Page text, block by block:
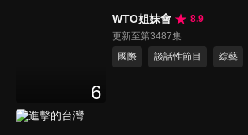
6
WTO姐妹會
8.9
更新至第3487集
國際
談話性節目 綜藝